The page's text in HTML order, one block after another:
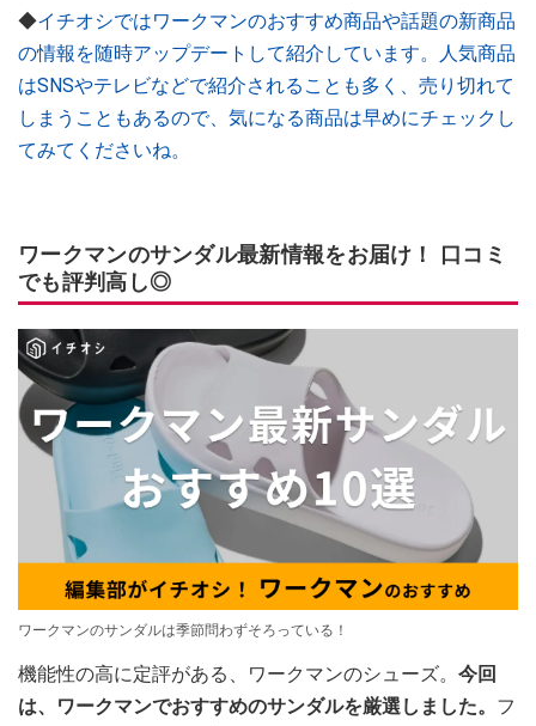
◆イチオシではワークマンのおすすめ商品や話題の新商品
の情報を随時アップデートして紹介しています。人気商品
はSNSやテレビなどで紹介されることも多く、売り切れて
しまうこともあるので、気になる商品は早めにチェックし
てみてくださいね。
ワークマンのサンダル最新情報をお届け！ 口コミ
でも評判高し◎
ワークマンのサンダルは季節問わずそろっている！
機能性の高に定評がある、ワークマンのシューズ。 今回
は、ワークマンでおすすめのサンダルを厳選しました。 フ